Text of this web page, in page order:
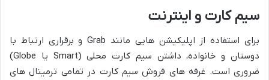
سیم کارت و اینترنت
برای استفاده از اپلیکیشن هایی مانند Grab و برقراری ارتباط با
دوستان و خانواده، داشتن سیم کارت محلی (Smart یا Globe)
ضروری است. غرفه های فروش سیم کارت در تمامی ترمینال های